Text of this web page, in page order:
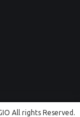
All rights Reserved.